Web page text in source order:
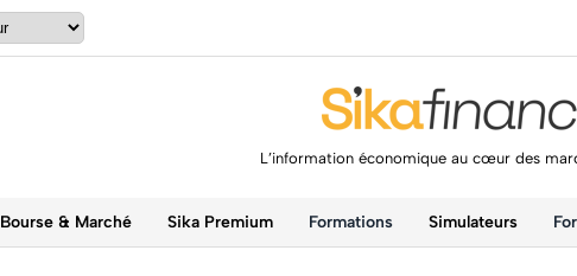
L’information économique au cœur des
Bourse & Marché Sika Premium Formations Simulateurs